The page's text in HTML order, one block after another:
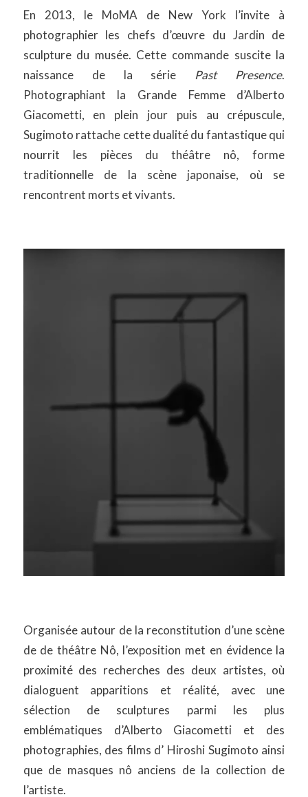
En 2013, le MoMA de New York l’invite à
photographier les chefs d’œuvre du Jardin de
sculpture du musée. Cette commande suscite la
naissance de la série Past Presence.
Photographiant la Grande Femme d’Alberto
Giacometti, en plein jour puis au crépuscule,
Sugimoto rattache cette dualité du fantastique qui
nourrit les pièces du théâtre nô, forme
traditionnelle de la scène japonaise, où se
rencontrent morts et vivants.
Organisée autour de la reconstitution d’une scène
de de théâtre Nô, l’exposition met en évidence la
proximité des recherches des deux artistes, où
dialoguent apparitions et réalité, avec une
sélection de sculptures parmi les plus
emblématiques d’Alberto Giacometti et des
photographies, des films d’ Hiroshi Sugimoto ainsi
que de masques nô anciens de la collection de
l’artiste.